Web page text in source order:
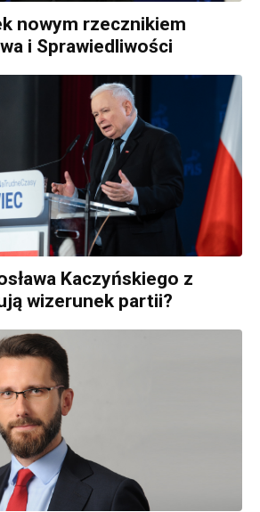
nowym rzecznikiem
i Sprawiedliwości
Kaczyńskiego z
wizerunek partii?